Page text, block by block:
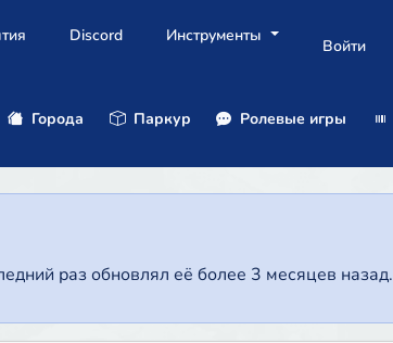
Discord Инструменты
Войти
Города Паркур Ролевые игры
раз обновлял её более 3 месяцев назад.